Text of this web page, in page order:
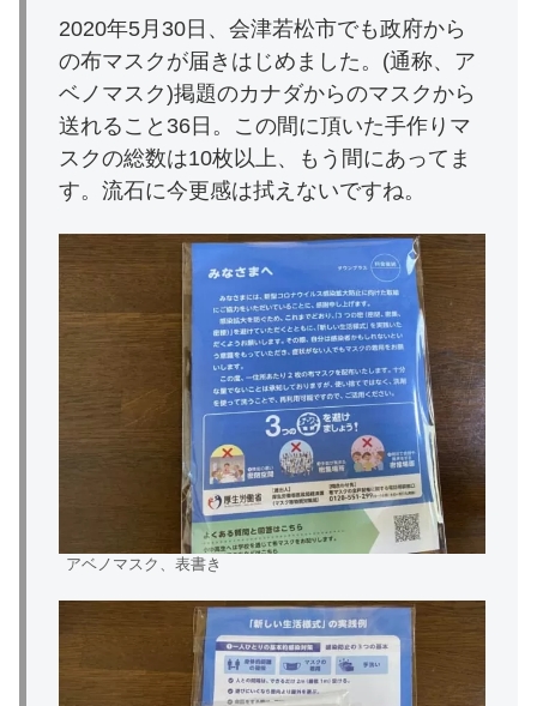
2020年5月30日、会津若松市でも政府から
の布マスクが届きはじめました。(通称、ア
ベノマスク)掲題のカナダからのマスクから
送れること36日。この間に頂いた手作りマ
スクの総数は10枚以上、もう間にあってま
す。流石に今更感は拭えないですね。
アベノマスク、表書き